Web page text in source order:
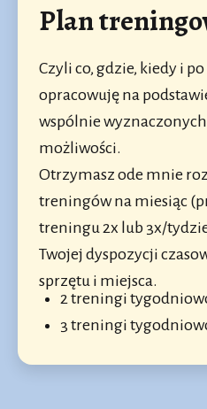
Plan
Czyli co, gdzie, kiedy i
opracowuję na
wspólnie
możliwości.
Otrzymasz ode mnie
treningów na miesiąc
treningu 2x lub 3x/
Twojej dyspozycji
sprzętu i miejsca.
2 treningi
3 treningi